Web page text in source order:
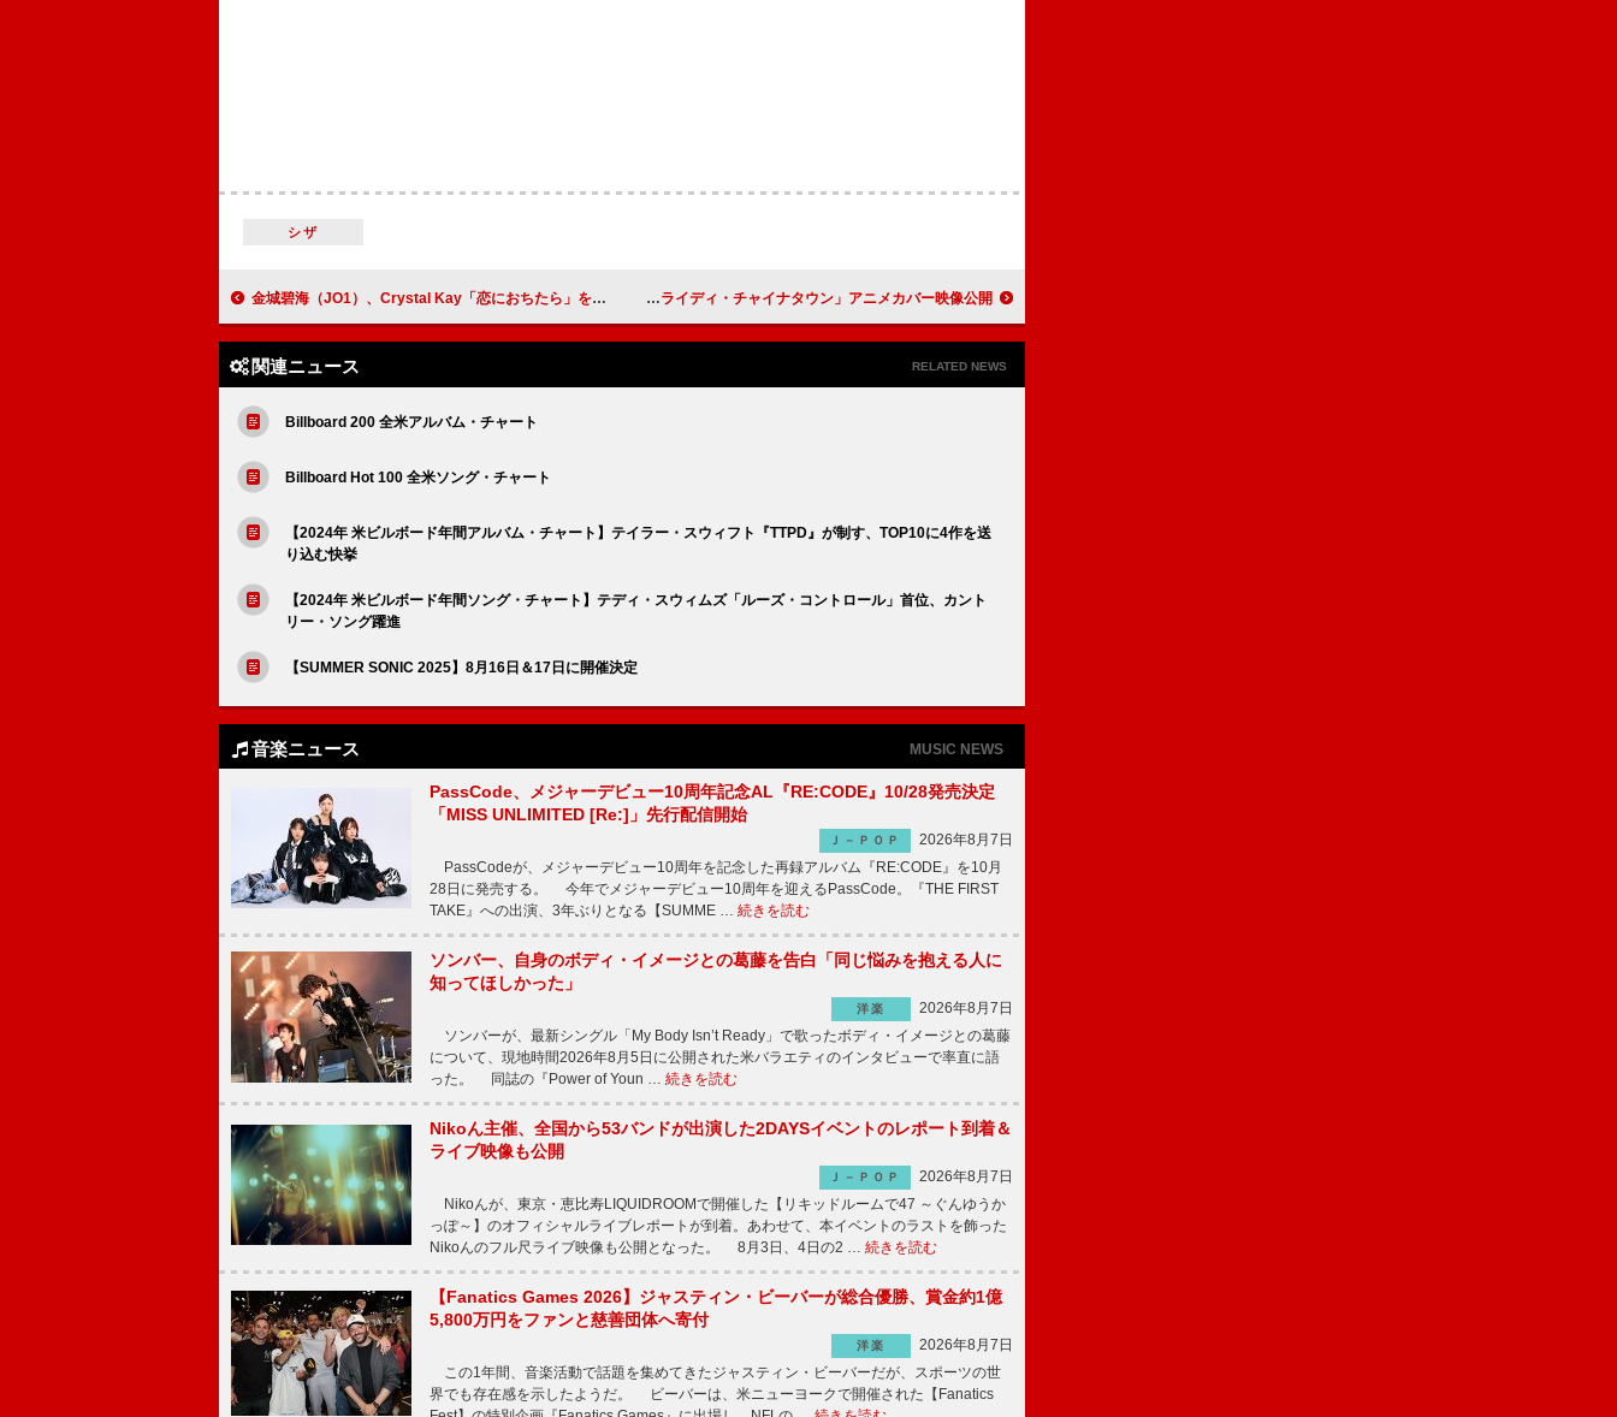
シザ
金城碧海（JO1）、Crystal Kay「恋におちたら」をカバー 音楽プロジェクト「Re:Re:Re:TUNE」、泰葉「フライディ・チャイナタウン」アニメカバー映像公開
関連ニュース RELATED NEWS
Billboard 200 全米アルバム・チャート
Billboard Hot 100 全米ソング・チャート
【2024年 米ビルボード年間アルバム・チャート】テイラー・スウィフト『TTPD』が制す、TOP10に4作を送
り込む快挙
【2024年 米ビルボード年間ソング・チャート】テディ・スウィムズ「ルーズ・コントロール」首位、カント
リー・ソング躍進
【SUMMER SONIC 2025】8月16日＆17日に開催決定
音楽ニュース MUSIC NEWS
PassCode、メジャーデビュー10周年記念AL『RE:CODE』10/28発売決定
「MISS UNLIMITED [Re:]」先行配信開始
Ｊ－ＰＯＰ
2026年8月7日
PassCodeが、メジャーデビュー10周年を記念した再録アルバム『RE:CODE』を10月
28日に発売する。 今年でメジャーデビュー10周年を迎えるPassCode。『THE FIRST
TAKE』への出演、3年ぶりとなる【SUMME … 続きを読む
ソンバー、自身のボディ・イメージとの葛藤を告白「同じ悩みを抱える人に
知ってほしかった」
洋楽
2026年8月7日
ソンバーが、最新シングル「My Body Isn’t Ready」で歌ったボディ・イメージとの葛藤
について、現地時間2026年8月5日に公開された米バラエティのインタビューで率直に語
った。 同誌の『Power of Youn … 続きを読む
Nikoん主催、全国から53バンドが出演した2DAYSイベントのレポート到着＆
ライブ映像も公開
Ｊ－ＰＯＰ
2026年8月7日
Nikoんが、東京・恵比寿LIQUIDROOMで開催した【リキッドルームで47 ～ぐんゆうか
っぽ～】のオフィシャルライブレポートが到着。あわせて、本イベントのラストを飾った
Nikoんのフル尺ライブ映像も公開となった。 8月3日、4日の2 … 続きを読む
【Fanatics Games 2026】ジャスティン・ビーバーが総合優勝、賞金約1億
5,800万円をファンと慈善団体へ寄付
洋楽
2026年8月7日
この1年間、音楽活動で話題を集めてきたジャスティン・ビーバーだが、スポーツの世
界でも存在感を示したようだ。 ビーバーは、米ニューヨークで開催された【Fanatics